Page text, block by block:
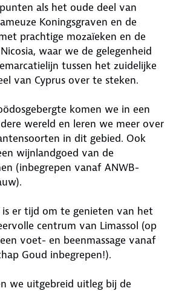
als het oude deel van
Koningsgraven en de
prachtige mozaïeken en de
waar we de gelegenheid
tussen het zuidelijke
van Cyprus over te steken.
komen we in een
wereld en leren we meer over
in dit gebied. Ook
wijnlandgoed van de
(inbegrepen vanaf ANWB-
is er tijd om te genieten van het
centrum van Limassol (op
voet- en beenmassage vanaf
Goud inbegrepen!).
we uitgebreid uitleg bij de